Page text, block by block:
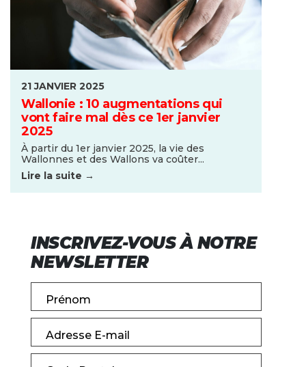
21 JANVIER 2025
Wallonie : 10 augmentations qui
vont faire mal dès ce 1er janvier
2025
À partir du 1er janvier 2025, la vie des
Wallonnes et des Wallons va coûter...
Lire la suite →
INSCRIVEZ-VOUS À NOTRE
NEWSLETTER
Prénom
Adresse E-mail